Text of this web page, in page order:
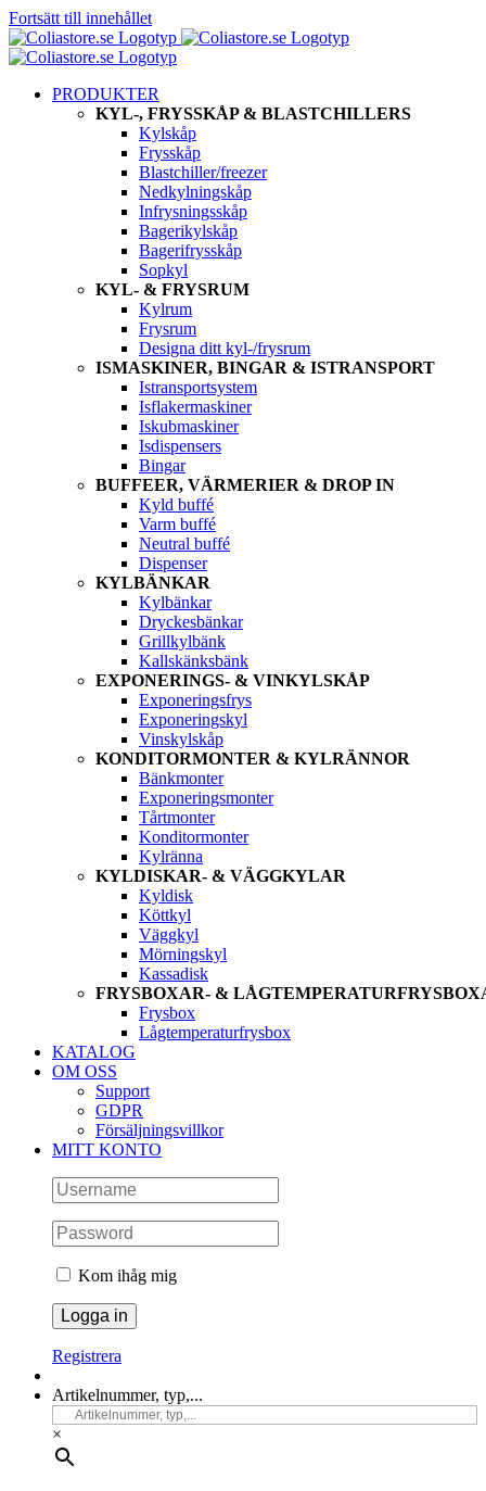
Fortsätt till innehållet
PRODUKTER
KYL-, FRYSSKÅP & BLASTCHILLERS
Kylskåp
Frysskåp
Blastchiller/freezer
Nedkylningskåp
Infrysningsskåp
Bagerikylskåp
Bagerifrysskåp
Sopkyl
KYL- & FRYSRUM
Kylrum
Frysrum
Designa ditt kyl-/frysrum
ISMASKINER, BINGAR & ISTRANSPORT
Istransportsystem
Isflakermaskiner
Iskubmaskiner
Isdispensers
Bingar
BUFFEER, VÄRMERIER & DROP IN
Kyld buffé
Varm buffé
Neutral buffé
Dispenser
KYLBÄNKAR
Kylbänkar
Dryckesbänkar
Grillkylbänk
Kallskänksbänk
EXPONERINGS- & VINKYLSKÅP
Exponeringsfrys
Exponeringskyl
Vinskylskåp
KONDITORMONTER & KYLRÄNNOR
Bänkmonter
Exponeringsmonter
Tårtmonter
Konditormonter
Kylränna
KYLDISKAR- & VÄGGKYLAR
Kyldisk
Köttkyl
Väggkyl
Mörningskyl
Kassadisk
FRYSBOXAR- &
Frysbox
Lågtemperaturfrysbox
KATALOG
OM OSS
Support
GDPR
Försäljningsvillkor
MITT KONTO
Kom ihåg mig
Registrera
Artikelnummer, typ,...
×